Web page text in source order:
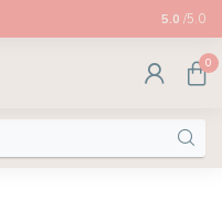
Afhalen
5.0 /5.0
0